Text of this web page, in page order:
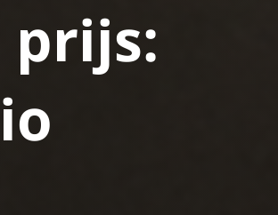
prijs: